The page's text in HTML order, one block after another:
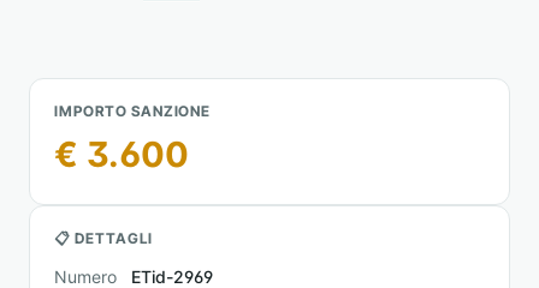
IMPORTO SANZIONE
€ 3.600
📋 DETTAGLI
Numero
ETid-2969